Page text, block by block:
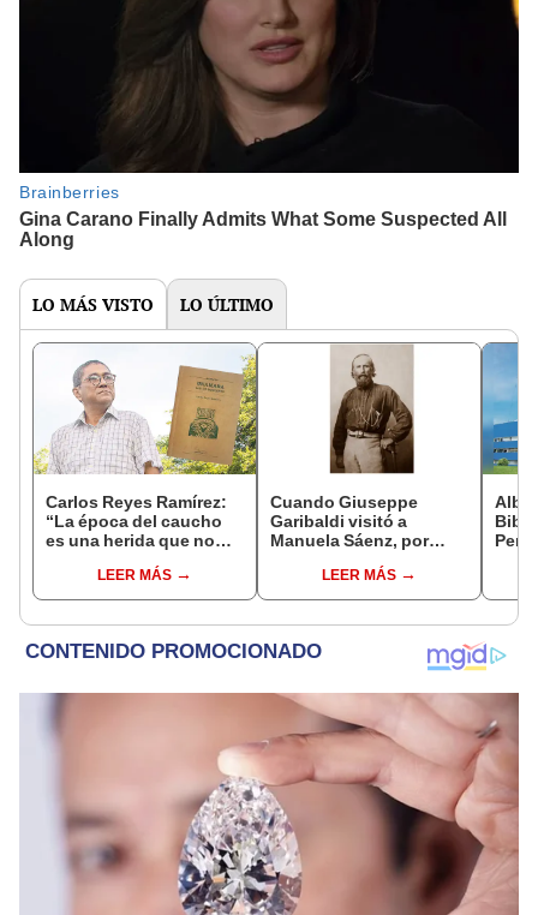
LO MÁS VISTO LO ÚLTIMO
Carlos Reyes Ramírez:
“La época del caucho
es una herida que no
LEER MÁS
Cuando Giuseppe
Garibaldi visitó a
Manuela Sáenz, por
LEER MÁS
Perú